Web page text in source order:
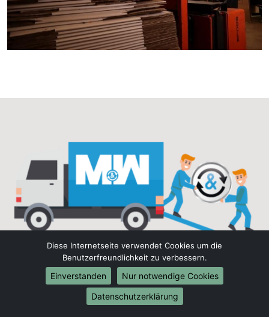
Entspannt und stressfrei
umziehen
Diese Internetseite verwendet Cookies um die
Benutzerfreundlichkeit zu verbessern.
Einverstanden
Nur notwendige Cookies
Datenschutzerklärung